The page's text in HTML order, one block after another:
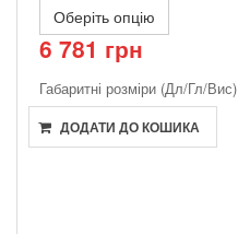
Оберіть опцію
6 781 грн
Габаритні розміри (Дл/Гл/Вис)
ДОДАТИ ДО КОШИКА